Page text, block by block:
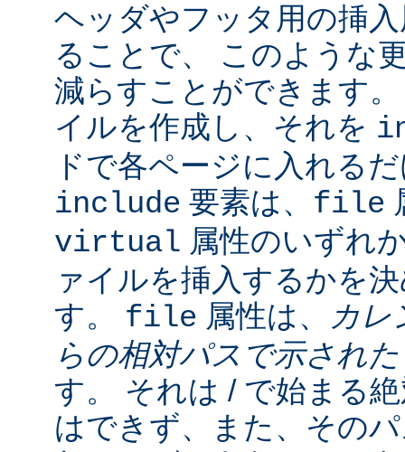
ヘッダやフッタ用の挿
ることで、 このような
減らすことができます
イルを作成し、それを
ドで各ページに入れる
include 要素は、 file
virtual 属性のいずれ
ァイルを挿入するかを
す。 file 属性は、
カ
らの相対パスで示され
す。 それは / で始まる
はできず、また、その